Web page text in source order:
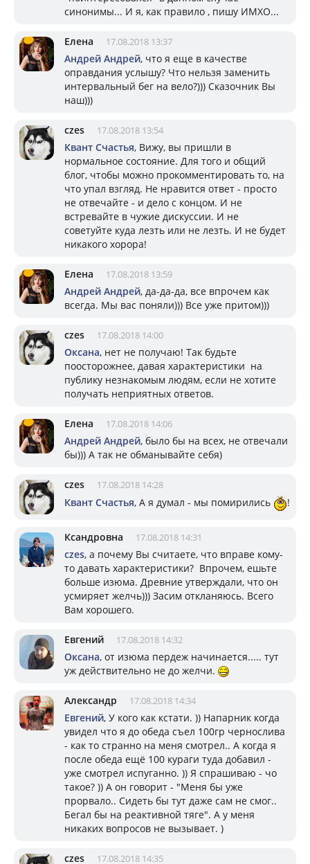
синонимы... И я, как правило , пишу ИМХО...
Елена 17.08.2018 13:37
Андрей Андрей, что я еще в качестве
оправдания услышу? Что нельзя заменить
интервальный бег на вело?))) Сказочник Вы
наш)))
czes 17.08.2018 13:54
Квант Счастья, Вижу, вы пришли в
нормальное состояние. Для того и общий
блог, чтобы можно прокомментировать то, на
что упал взгляд. Не нравится ответ - просто
не отвечайте - и дело с концом. И не
встревайте в чужие дискуссии. И не
советуйте куда лезть или не лезть. И не будет
никакого хорора!
Елена 17.08.2018 13:59
Андрей Андрей, да-да-да, все впрочем как
всегда. Мы вас поняли))) Все уже притом)))
czes 17.08.2018 14:00
Оксана, нет не получаю! Так будьте
поосторожнее, давая характеристики на
публику незнакомым людям, если не хотите
получать неприятных ответов.
Елена 17.08.2018 14:06
Андрей Андрей, было бы на всех, не отвечали
бы))) А так не обманывайте себя)
czes 17.08.2018 14:28
Квант Счастья, А я думал - мы помирились !
Ксандровна 17.08.2018 14:31
czes, а почему Вы считаете, что вправе кому-
то давать характеристики? Впрочем, ешьте
больше изюма. Древние утверждали, что он
усмиряет желчь))) Засим откланяюсь. Всего
Вам хорошего.
Евгений 17.08.2018 14:32
Оксана, от изюма пердеж начинается..... тут
уж действительно не до желчи.
Александр 17.08.2018 14:34
Евгений, У кого как кстати. )) Напарник когда
увидел что я до обеда съел 100гр чернослива
- как то странно на меня смотрел.. А когда я
после обеда ещё 100 кураги туда добавил -
уже смотрел испуганно. )) Я спрашиваю - чо
такое? )) А он говорит - "Меня бы уже
прорвало.. Сидеть бы тут даже сам не смог..
Бегал бы на реактивной тяге". А у меня
никаких вопросов не вызывает. )
czes 17.08.2018 14:35